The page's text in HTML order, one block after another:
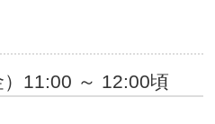
11:00 ～ 12:00頃